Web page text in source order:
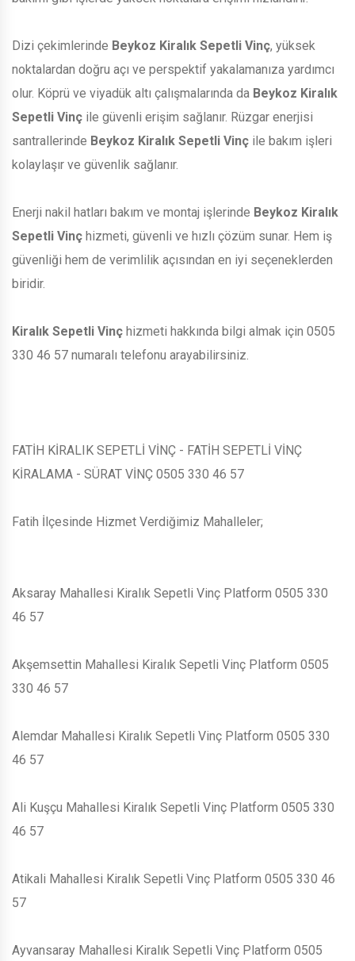
Dizi çekimlerinde Beykoz Kiralık Sepetli Vinç, yüksek
noktalardan doğru açı ve perspektif yakalamanıza yardımcı
olur. Köprü ve viyadük altı çalışmalarında da Beykoz Kiralık
Sepetli Vinç ile güvenli erişim sağlanır. Rüzgar enerjisi
santrallerinde Beykoz Kiralık Sepetli Vinç ile bakım işleri
kolaylaşır ve güvenlik sağlanır.
Enerji nakil hatları bakım ve montaj işlerinde Beykoz Kiralık
Sepetli Vinç hizmeti, güvenli ve hızlı çözüm sunar. Hem iş
güvenliği hem de verimlilik açısından en iyi seçeneklerden
biridir.
Kiralık Sepetli Vinç hizmeti hakkında bilgi almak için 0505
330 46 57 numaralı telefonu arayabilirsiniz.
FATİH KİRALIK SEPETLİ VİNÇ - FATİH SEPETLİ VİNÇ
KİRALAMA - SÜRAT VİNÇ 0505 330 46 57
Fatih İlçesinde Hizmet Verdiğimiz Mahalleler;
Aksaray Mahallesi Kiralık Sepetli Vinç Platform 0505 330
46 57
Akşemsettin Mahallesi Kiralık Sepetli Vinç Platform 0505
330 46 57
Alemdar Mahallesi Kiralık Sepetli Vinç Platform 0505 330
46 57
Ali Kuşçu Mahallesi Kiralık Sepetli Vinç Platform 0505 330
46 57
Atikali Mahallesi Kiralık Sepetli Vinç Platform 0505 330 46
57
Ayvansaray Mahallesi Kiralık Sepetli Vinç Platform 0505